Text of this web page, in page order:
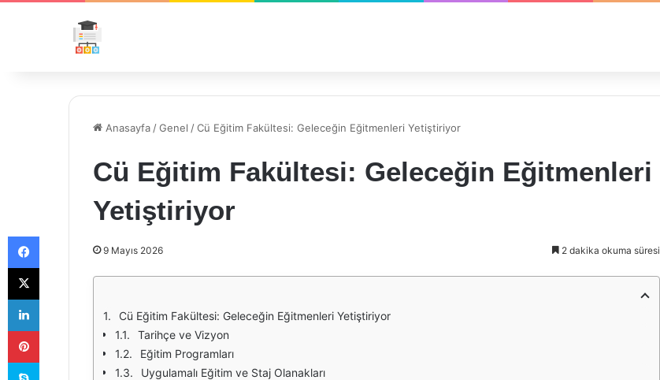
Anasayfa /Genel /Cü Eğitim Fakültesi: Geleceğin Eğitmenleri Yetiştiriyor
Cü Eğitim Fakültesi: Geleceğin Eğitmenleri
Yetiştiriyor
9 Mayıs 2026 2 dakika okuma süresi
Cü Eğitim Fakültesi: Geleceğin Eğitmenleri Yetiştiriyor
Tarihçe ve Vizyon
Eğitim Programları
Uygulamalı Eğitim ve Staj Olanakları
Facebook
X
LinkedIn
Pinterest
Skype